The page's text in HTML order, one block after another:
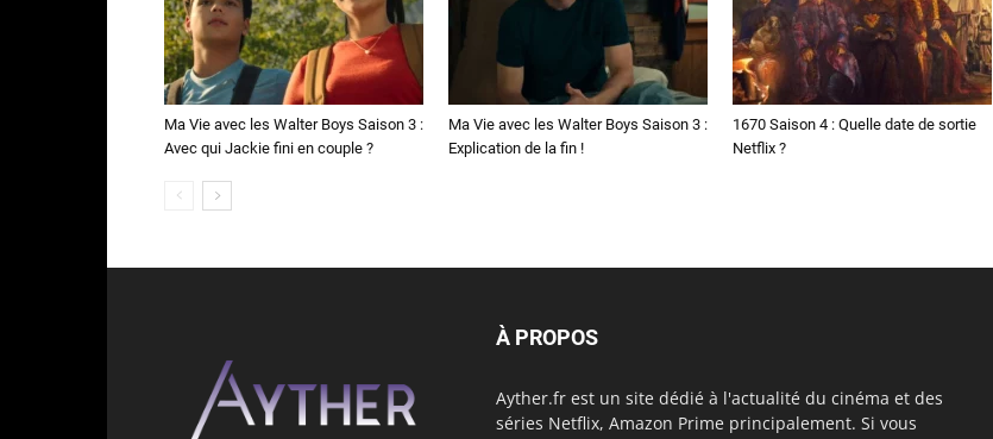
Ma Vie avec les Walter Boys Saison 3 :
Avec qui Jackie fini en couple ?
Ma Vie avec les Walter Boys Saison 3 :
Explication de la fin !
1670 Saison 4 : Quelle date de sortie
Netflix ?
À PROPOS
Ayther.fr est un site dédié à l'actualité du cinéma et des
séries Netflix, Amazon Prime principalement. Si vous